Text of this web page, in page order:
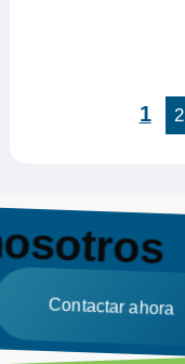
1 2
Contactar ahora